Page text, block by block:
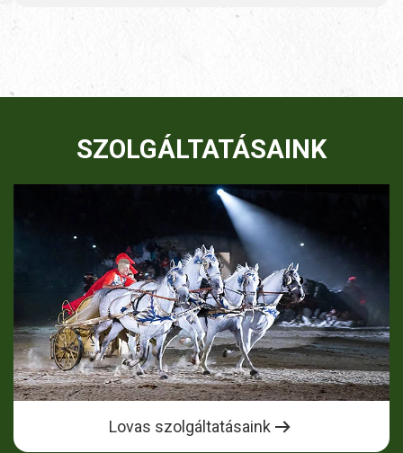
SZOLGÁLTATÁSAINK
Lovas szolgáltatásaink